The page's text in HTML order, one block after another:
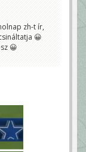
zh-t ír,
😀
😀